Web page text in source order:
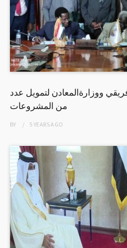
ووزارةالمعادن لتمويل عدد
من المشروعات
BY 5 YEARSAGO